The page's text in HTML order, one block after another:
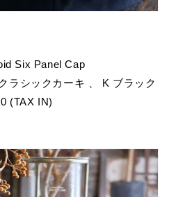
Six Panel Cap
ラシックカーキ 、 K ブラック
(TAX IN)